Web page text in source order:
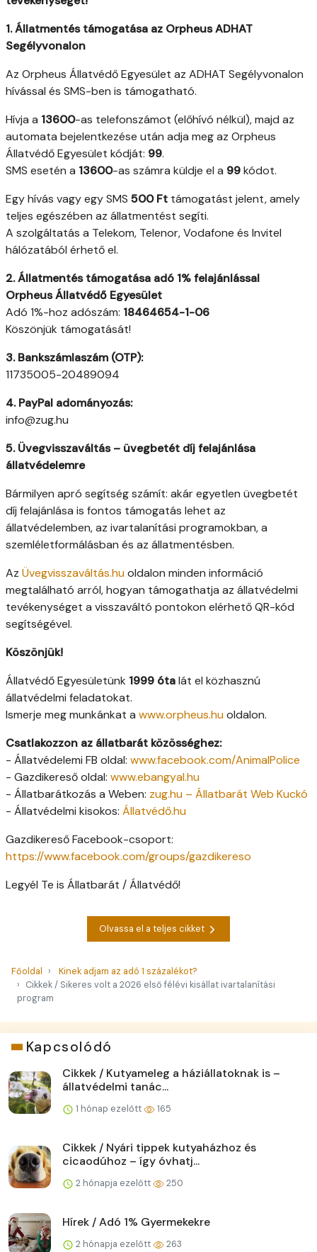
1. Állatmentés támogatása az Orpheus ADHAT
Segélyvonalon
Az Orpheus Állatvédő Egyesület az ADHAT Segélyvonalon
hívással és SMS-ben is támogatható.
Hívja a 13600-as telefonszámot (előhívó nélkül), majd az
automata bejelentkezése után adja meg az Orpheus
Állatvédő Egyesület kódját: 99.
SMS esetén a 13600-as számra küldje el a 99kódot.
Egy hívás vagy egy SMS 500 Ft támogatást jelent, amely
teljes egészében az állatmentést segíti.
A szolgáltatás a Telekom, Telenor, Vodafone és Invitel
hálózatából érhető el.
2. Állatmentés támogatása adó 1% felajánlással
Orpheus Állatvédő Egyesület
Adó 1%-hoz adószám: 18464654-1-06
Köszönjük támogatását!
3. Bankszámlaszám (OTP):
11735005-20489094
4. PayPal adományozás:
info@zug.hu
5. Üvegvisszaváltás – üvegbetét díj felajánlása
állatvédelemre
Bármilyen apró segítség számít: akár egyetlen üvegbetét
díj felajánlása is fontos támogatás lehet az
állatvédelemben, az ivartalanítási programokban, a
szemléletformálásban és az állatmentésben.
Az Üvegvisszaváltás.huoldalon minden információ
megtalálható arról, hogyan támogathatja az állatvédelmi
tevékenységet a visszaváltó pontokon elérhető QR-kód
segítségével.
Köszönjük!
Állatvédő Egyesületünk 1999 ótalát el közhasznú
állatvédelmi feladatokat.
Ismerje meg munkánkat a www.orpheus.huoldalon.
Csatlakozzon az állatbarát közösséghez:
- Állatvédelemi FB oldal: www.facebook.com/AnimalPolice
- Gazdikereső oldal: www.ebangyal.hu
- Állatbarátkozás a Weben: zug.hu – Állatbarát Web Kuckó
- Állatvédelmi kisokos: Állatvédő.hu
Gazdikereső Facebook-csoport:
https://www.facebook.com/groups/gazdikereso
Legyél Te is Állatbarát / Állatvédő!
Olvassa el a teljes cikket
Főoldal
Kinek adjam az adó 1 százalékot?
Cikkek / Sikeres volt a 2026 első félévi kisállat ivartalanítási
program
Kapcsolódó
Cikkek / Kutyameleg a háziállatoknak is –
állatvédelmi tanác...
1 hónap ezelőtt 165
Cikkek / Nyári tippek kutyaházhoz és
cicaodúhoz – így óvhatj...
2 hónapja ezelőtt 250
Hírek / Adó 1% Gyermekekre
2 hónapja ezelőtt 263